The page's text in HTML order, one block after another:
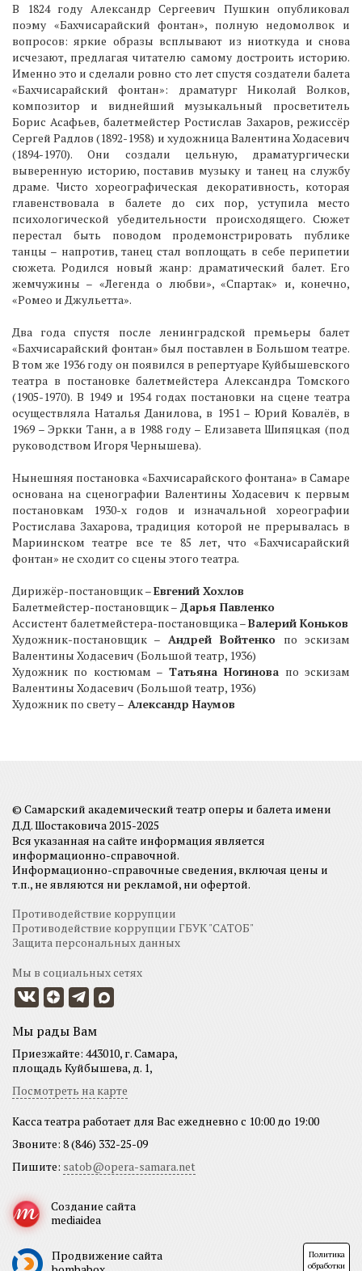
В 1824 году Александр Сергеевич Пушкин опубликовал
поэму «Бахчисарайский фонтан», полную недомолвок и
вопросов: яркие образы всплывают из ниоткуда и снова
исчезают, предлагая читателю самому достроить историю.
Именно это и сделали ровно сто лет спустя создатели балета
«Бахчисарайский фонтан»: драматург Николай Волков,
композитор и виднейший музыкальный просветитель
Борис Асафьев, балетмейстер Ростислав Захаров, режиссёр
Сергей Радлов (1892-1958) и художница Валентина Ходасевич
(1894-1970). Они создали цельную, драматургически
выверенную историю, поставив музыку и танец на службу
драме. Чисто хореографическая декоративность, которая
главенствовала в балете до сих пор, уступила место
психологической убедительности происходящего. Сюжет
перестал быть поводом продемонстрировать публике
танцы – напротив, танец стал воплощать в себе перипетии
сюжета. Родился новый жанр: драматический балет. Его
жемчужины – «Легенда о любви», «Спартак» и, конечно,
«Ромео и Джульетта».
Два года спустя после ленинградской премьеры балет
«Бахчисарайский фонтан» был поставлен в Большом театре.
В том же 1936 году он появился в репертуаре Куйбышевского
театра в постановке балетмейстера Александра Томского
(1905-1970). В 1949 и 1954 годах постановки на сцене театра
осуществляла Наталья Данилова, в 1951 – Юрий Ковалёв, в
1969 – Эркки Танн, а в 1988 году – Елизавета Шипяцкая (под
руководством Игоря Чернышева).
Нынешняя постановка «Бахчисарайского фонтана» в Самаре
основана на сценографии Валентины Ходасевич к первым
постановкам 1930-х годов и изначальной хореографии
Ростислава Захарова, традиция которой не прерывалась в
Мариинском театре все те 85 лет, что «Бахчисарайский
фонтан» не сходит со сцены этого театра.
Дирижёр-постановщик –Евгений Хохлов
Балетмейстер-постановщик – Дарья Павленко
Ассистент балетмейстера-постановщика –Валерий Коньков
Художник-постановщик – Андрей Войтенко по эскизам
Валентины Ходасевич (Большой театр, 1936)
Художник по костюмам – Татьяна Ногинова по эскизам
Валентины Ходасевич (Большой театр, 1936)
Художник по свету – Александр Наумов
© Самарский академический театр оперы и балета имени
Д.Д. Шостаковича 2015-2025
Вся указанная на сайте информация является
информационно-справочной.
Информационно-справочные сведения, включая цены и
т.п., не являются ни рекламой, ни офертой.
Противодействие коррупции
Противодействие коррупции ГБУК "САТОБ"
Защита персональных данных
Мы в социальных сетях
Мы рады Вам
Приезжайте: 443010, г. Самара,
площадь Куйбышева, д. 1,
Посмотреть на карте
Касса театра работает для Вас ежедневно с 10:00 до 19:00
Звоните: 8 (846) 332-25-09
Пишите: satob@opera-samara.net
Создание сайта
mediaidea
Продвижение сайта
Политика
обработки